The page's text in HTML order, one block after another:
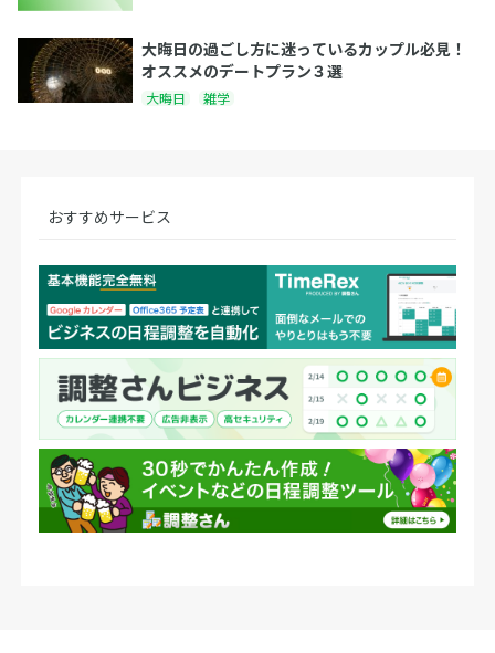
大晦日の過ごし方に迷っているカップル必見！
オススメのデートプラン３選
大晦日 雑学
おすすめサービス